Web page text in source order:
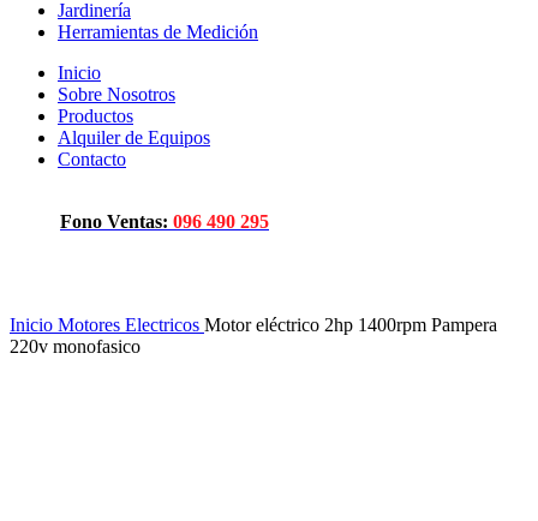
Jardinería
Herramientas de Medición
Inicio
Sobre Nosotros
Productos
Alquiler de Equipos
Contacto
Fono Ventas: 096 490 295
Inicio Motores Electricos Motor eléctrico 2hp 1400rpm Pampera
220v monofasico